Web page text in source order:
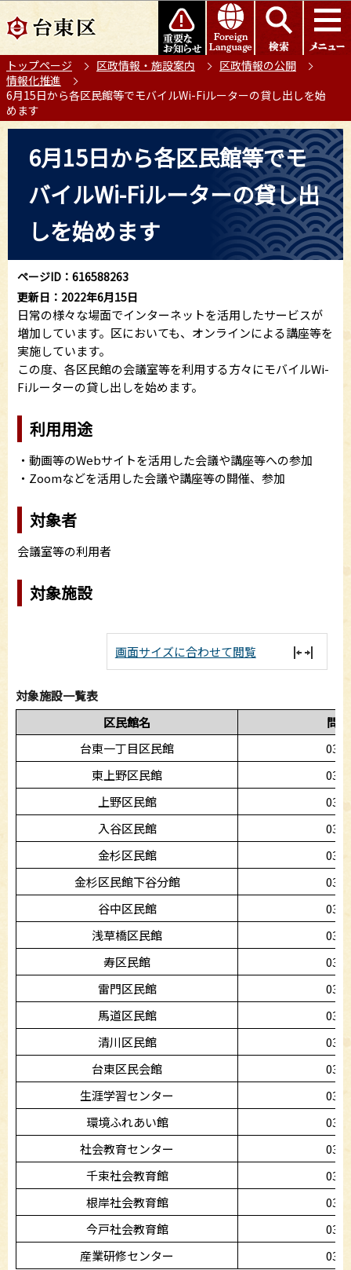
の
ー
ジ
の
先
このページの本文へ移動
トップページ 区政情報・施設案内
区政情報の公開
情報化推進
6月15日から各区民館等でモバイルWi-Fiルーターの貸し出しを始
めます
6月15日から各区民館等でモ
バイルWi-Fiルーターの貸し出
しを始めます
ページID：616588263
更新日：2022年6月15日
日常の様々な場面でインターネットを活用したサービスが
増加しています。区においても、オンラインによる講座等を
実施しています。
この度、各区民館の会議室等を利用する方々にモバイルWi-
Fiルーターの貸し出しを始めます。
利用用途
・動画等のWebサイトを活用した会議や講座等への参加
・Zoomなどを活用した会議や講座等の開催、参加
対象者
会議室等の利用者
対象施設
画面サイズに合わせて閲覧
対象施設一覧表
区民館名
問
台東一丁目区民館
03-
東上野区民館
03-
上野区民館
03-
入谷区民館
03-
金杉区民館
03-
金杉区民館下谷分館
03-
谷中区民館
03-
浅草橋区民館
03-
寿区民館
03-
雷門区民館
03-
馬道区民館
03-
清川区民館
03-
台東区民会館
03-
生涯学習センター
03-
環境ふれあい館
03-
社会教育センター
03-
千束社会教育館
03-
根岸社会教育館
03-
今戸社会教育館
03-
産業研修センター
03-